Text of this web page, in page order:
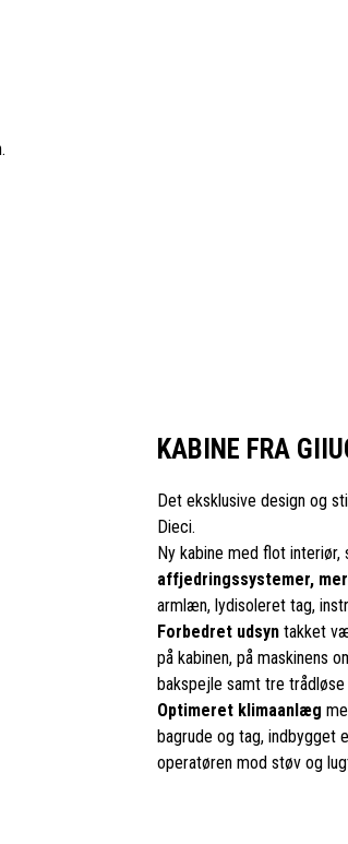
KABINE FRA
Det eksklusive design og
Dieci.
Ny kabine med flot
affjedringssystemer,
armlæn, lydisoleret tag,
Forbedret udsyntakket
på kabinen, på maskinens
bakspejle samt tre
Optimeret klimaanlæg
bagrude og tag, indbygget
operatøren mod støv og